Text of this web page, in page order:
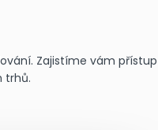
Zajistíme vám přístup
trhů.